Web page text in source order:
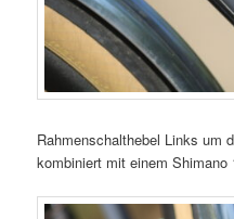
Rahmenschalthebel Links um
kombiniert mit einem Shimano